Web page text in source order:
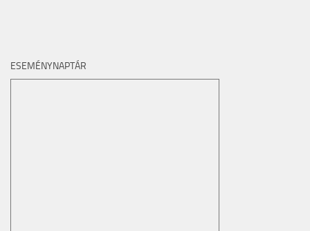
ESEMÉNYNAPTÁR